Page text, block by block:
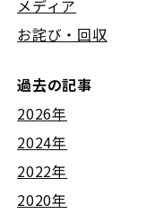
メディア
お詫び・回収
過去の記事
2026年
2024年
2022年
2020年